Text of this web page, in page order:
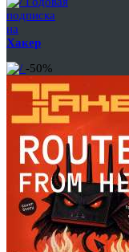
подписка
на
Хакер
-50%